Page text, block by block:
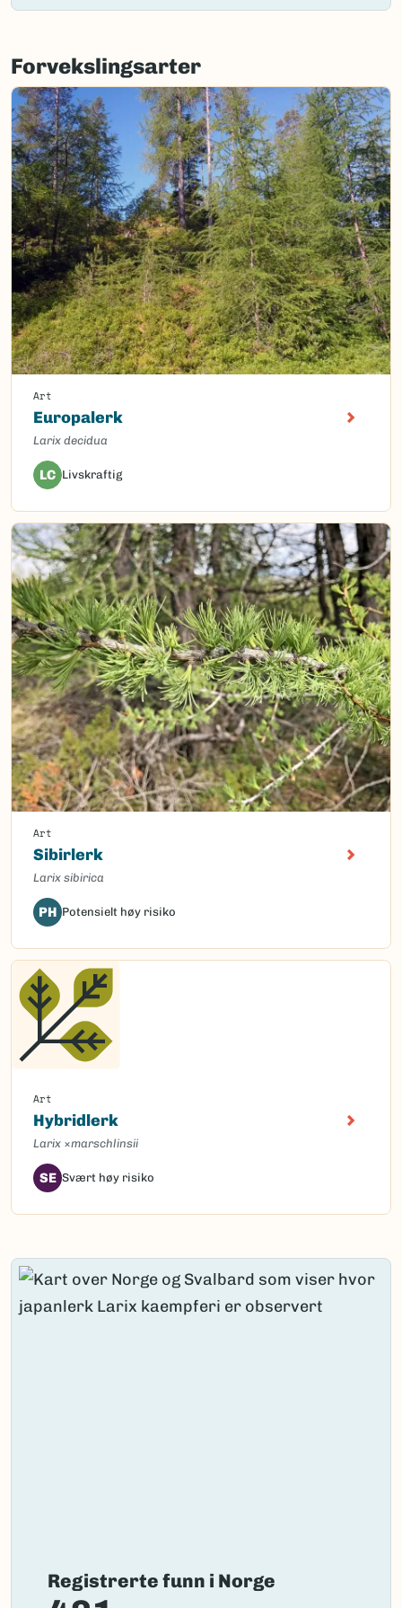
Forvekslingsarter
Art
Europalerk
Larix decidua
LC Livskraftig
Art
Sibirlerk
Larix sibirica
PH Potensielt høy risiko
Art
Hybridlerk
Larix ×marschlinsii
SE Svært høy risiko
Registrerte funn i Norge